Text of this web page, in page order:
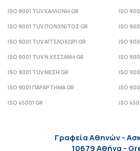
ISO 9001 TUV ΚΑΛΛΟΝΗ GR ISO
ISO 9001 TUV ΠΟΛΙΧΝΙΤΟΣ GR ISO
ISO 9001 TUV ΑΓΓΕΛΟΧΩΡΙ GR ISO
ISO 9001 TUV Ν.ΚΕΣΣΑΝΗ GR ISO
ISO 9001 TUV ΜΕΣΗ GR ISO
ISO 9001 ΠΑΡΑΡΤΗΜΑ GR ISO
ISO 45001 GR ISO
Γραφεία Αθηνών -
10679 Αθήνα -